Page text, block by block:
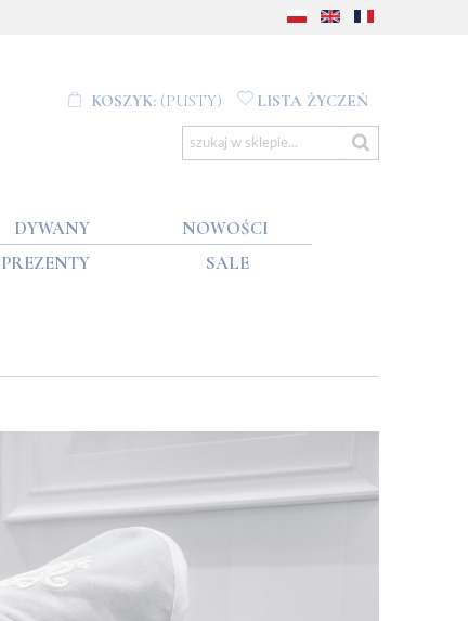
KOSZYK: (PUSTY) LISTA ŻYCZEŃ
DYWANY
NOWOŚCI
PREZENTY SALE